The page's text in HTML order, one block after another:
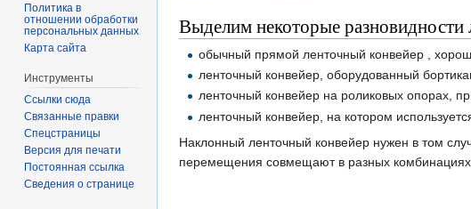
Выделим некоторые разновидности
обычный прямой ленточный конвейер ,
ленточный конвейер, оборудованный
ленточный конвейер на роликовых опорах,
ленточный конвейер, на котором
Наклонный ленточный конвейер нужен в том
перемещения совмещают в разных
Политика в
отношении обработки
персональных данных
Карта сайта
Инструменты
Ссылки сюда
Связанные правки
Спецстраницы
Версия для печати
Постоянная ссылка
Сведения о странице